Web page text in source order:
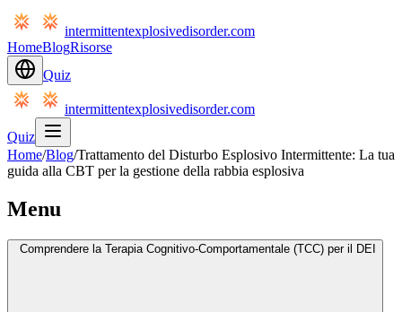
intermittentexplosivedisorder.com
HomeBlogRisorse
Quiz
intermittentexplosivedisorder.com
Quiz
Home/Blog/Trattamento del Disturbo Esplosivo Intermittente: La tua
guida alla CBT per la gestione della rabbia esplosiva
Menu
Comprendere la Terapia Cognitivo-Comportamentale (TCC) per il DEI